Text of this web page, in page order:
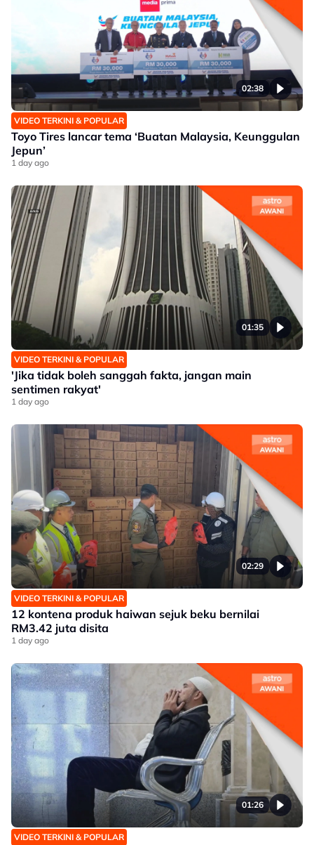
02:38
VIDEO TERKINI & POPULAR
Toyo Tires lancar tema ‘Buatan Malaysia, Keunggulan
Jepun’
1 day ago
01:35
VIDEO TERKINI & POPULAR
'Jika tidak boleh sanggah fakta, jangan main
sentimen rakyat'
1 day ago
02:29
VIDEO TERKINI & POPULAR
12 kontena produk haiwan sejuk beku bernilai
RM3.42 juta disita
1 day ago
01:26
VIDEO TERKINI & POPULAR